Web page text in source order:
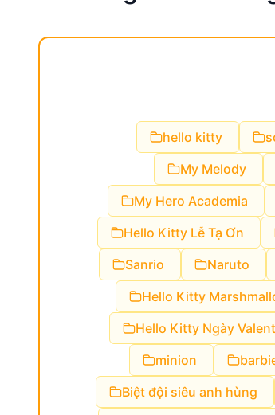
hello kitty
My Melody
My Hero Academia
Hello Kitty Lễ Tạ Ơn
Sanrio
Naruto
Hello Kitty
Hello Kitty Ngày
minion
Biệt đội siêu anh hùng